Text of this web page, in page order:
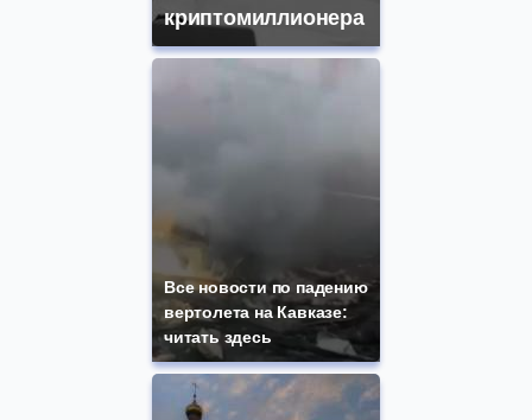
криптомиллионера
Все новости по падению
вертолета на Кавказе:
читать здесь